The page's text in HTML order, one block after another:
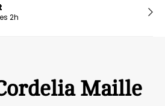
2h
Maille